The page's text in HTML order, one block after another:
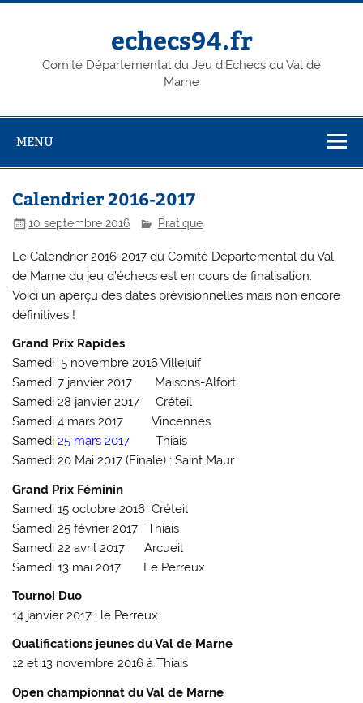
Skip
echecs94.fr
Comité Départemental du Jeu d'Echecs du Val de
Marne
MENU
Calendrier 2016-2017
10 septembre 2016 Pratique
Le Calendrier 2016-2017 du Comité Départemental du Val
de Marne du jeu d’échecs est en cours de finalisation.
Voici un aperçu des dates prévisionnelles mais non encore
définitives !
Grand Prix Rapides
Samedi 5 novembre 2016 Villejuif
Samedi 7 janvier 2017 Maisons-Alfort
Samedi 28 janvier 2017 Créteil
Samedi 4 mars 2017 Vincennes
Samedi25 mars 2017 Thiais
Samedi 20 Mai 2017 (Finale) : Saint Maur
Grand Prix Féminin
Samedi 15 octobre 2016 Créteil
Samedi 25 février 2017 Thiais
Samedi 22 avril 2017 Arcueil
Samedi 13 mai 2017 Le Perreux
Tournoi Duo
14 janvier 2017 : le Perreux
Qualifications jeunes du Val de Marne
12 et 13 novembre 2016 à Thiais
Open championnat du Val de Marne